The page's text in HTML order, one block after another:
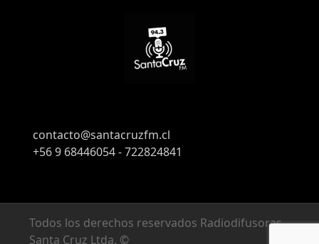
contacto@santacruzfm.cl
+56 9 68446054 - 722824841
Todos los derechos reservados Radiodifusoras
Santa Cruz Ltda. ©